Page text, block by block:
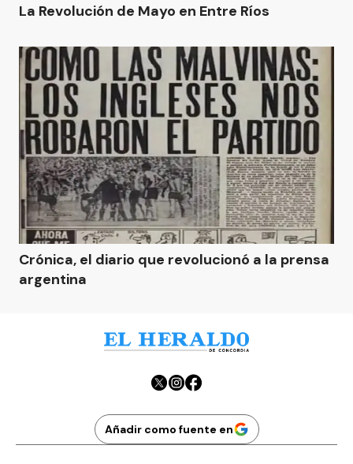
La Revolución de Mayo en Entre Ríos
Crónica, el diario que revolucionó a la prensa
argentina
Añadir como fuente en